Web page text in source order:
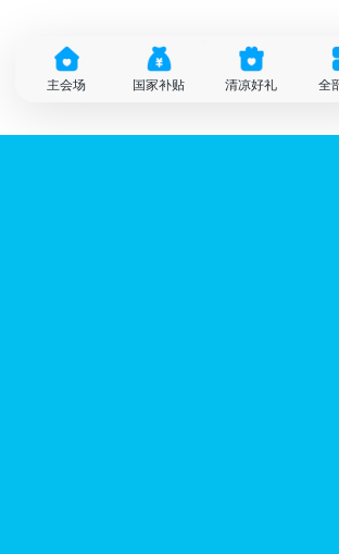
主会场 国家补贴 清凉好礼 全